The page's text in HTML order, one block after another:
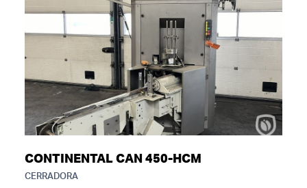
CONTINENTAL CAN 450-HCM
CERRADORA